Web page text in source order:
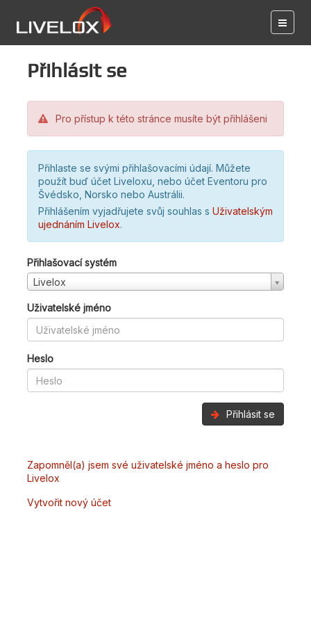
Přihlásit se
Pro přístup k této stránce musíte být přihlášeni
Přihlaste se svými přihlašovacími údají. Můžete
použít buď účet Liveloxu, nebo účet Eventoru pro
Švédsko, Norsko nebo Austrálii.
Přihlášením vyjadřujete svůj souhlas s Uživatelským
ujednáním Livelox.
Přihlašovací systém
Livelox
Uživatelské jméno
Heslo
Přihlásit se
Zapomněl(a) jsem své uživatelské jméno a heslo pro
Livelox
Vytvořit nový účet